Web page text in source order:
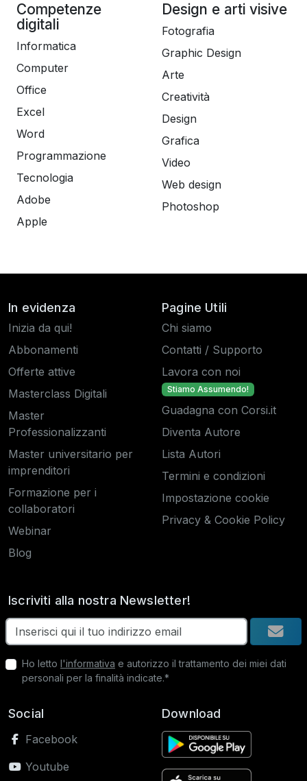
Competenze
digitali
Informatica
Computer
Office
Excel
Word
Programmazione
Tecnologia
Adobe
Apple
Design e arti visive
Fotografia
Graphic Design
Arte
Creatività
Design
Grafica
Video
Web design
Photoshop
In evidenza
Inizia da qui!
Abbonamenti
Offerte attive
Masterclass Digitali
Master
Professionalizzanti
Master universitario per
imprenditori
Formazione per i
collaboratori
Webinar
Blog
Pagine Utili
Chi siamo
Contatti / Supporto
Lavora con noi
Stiamo Assumendo!
Guadagna con Corsi.it
Diventa Autore
Lista Autori
Termini e condizioni
Impostazione cookie
Privacy & Cookie Policy
Iscriviti alla nostra Newsletter!
Ho letto l'informativa e autorizzo il trattamento dei miei dati
personali per la finalità indicate.*
Social
Facebook
Youtube
Download